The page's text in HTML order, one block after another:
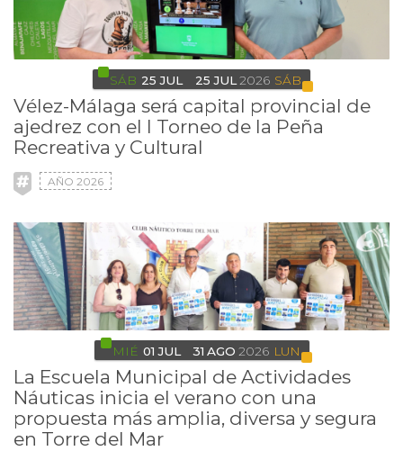
SÁB 25 JUL 25 JUL2026 SÁB
Vélez-Málaga será capital provincial de
ajedrez con el I Torneo de la Peña
Recreativa y Cultural
AÑO 2026
MIÉ 01 JUL 31 AGO 2026 LUN
La Escuela Municipal de Actividades
Náuticas inicia el verano con una
propuesta más amplia, diversa y segura
en Torre del Mar